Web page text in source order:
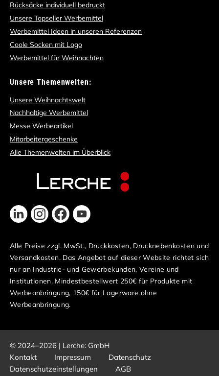
Rücksäcke individuell bedruckt
Unsere Topseller Werbemittel
Werbemittel Ideen in unseren Referenzen
Coole Socken mit Logo
Werbemittel für Weihnachten
Unsere Themenwelten:
Unsere Weihnachtswelt
Nachhaltige Werbemittel
Messe Werbeartikel
Mitarbeitergeschenke
Alle Themenwelten im Überblick
Alle Preise zzgl. MwSt., Druckkosten, Drucknebenkosten und
Versandkosten. Das Angebot auf dieser Website richtet sich
nur an Industrie- und Gewerbekunden, Vereine und
Institutionen. Mindestbestellwert 250€ für Produkte mit
Werbeanbringung, 150€ für Lagerware ohne
Werbeanbringung.
© 2024–2026 | Lerche: GmbH
Kontakt
Impressum
Datenschutz
Datenschutzeinstellungen
AGB